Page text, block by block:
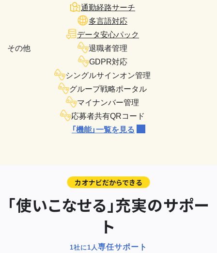
その他
通勤経路サーチ
多言語対応
データ安心パック
退職者管理
GDPR対応
シングルサインオン管理
グループ戦略ポータル
マイナンバー管理
応募者共有QRコード
「機能」一覧を見る
カオナビだからできる
「使いこなせる」充実のサポー
ト
1社に1人専任サポート